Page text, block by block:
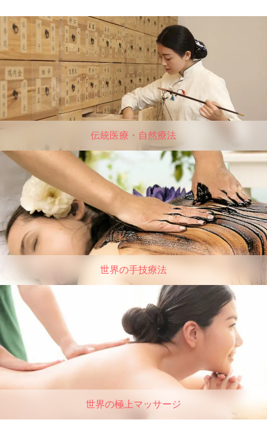
伝統医療・自然療法
世界の手技療法
世界の極上マッサージ